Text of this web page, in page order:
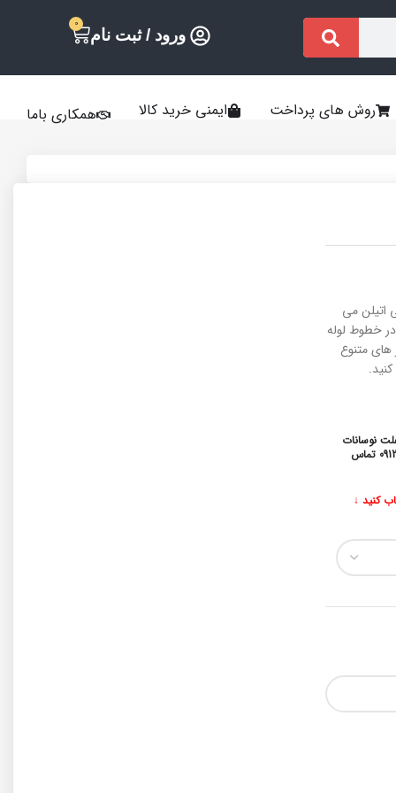
ورود / ثبت نام
0
روش های پرداخت ایمنی خرید کالا همکاری باما
اتیلن می
خطوط لوله
فشار 10 بار و در سایز های متنوع
نوسانات
قیمتی همواره میتوانید جهت استعلام قیمت بروز محصولات با شماره 09129323004 تماس
کنید ↓